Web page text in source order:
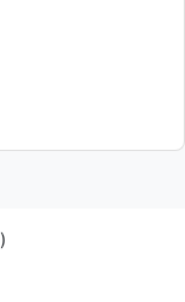
)